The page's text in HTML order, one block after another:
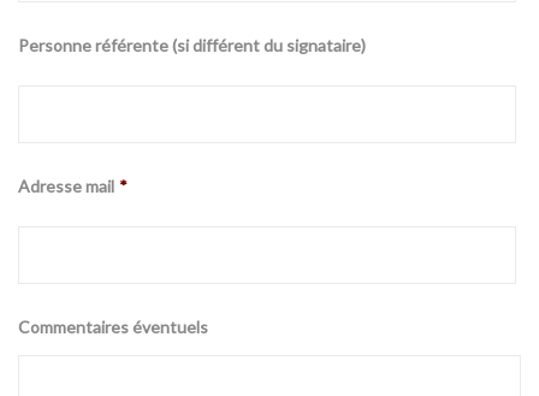
Personne référente (si différent du signataire)
Adresse mail *
Commentaires éventuels